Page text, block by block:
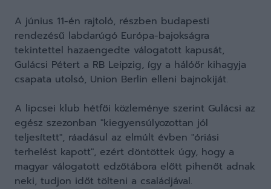
A június 11-én rajtoló, részben budapesti
rendezésű labdarúgó Európa-bajokságra
tekintettel hazaengedte válogatott kapusát,
Gulácsi Pétert a RB Leipzig, így a hálóőr kihagyja
csapata utolsó, Union Berlin elleni bajnokiját.
A lipcsei klub hétfői közleménye szerint Gulácsi az
egész szezonban "kiegyensúlyozottan jól
teljesített", ráadásul az elmúlt évben "óriási
terhelést kapott", ezért döntöttek úgy, hogy a
magyar válogatott edzőtábora előtt pihenőt adnak
neki, tudjon időt tölteni a családjával.